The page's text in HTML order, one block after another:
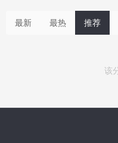
最新 最热 推荐
该